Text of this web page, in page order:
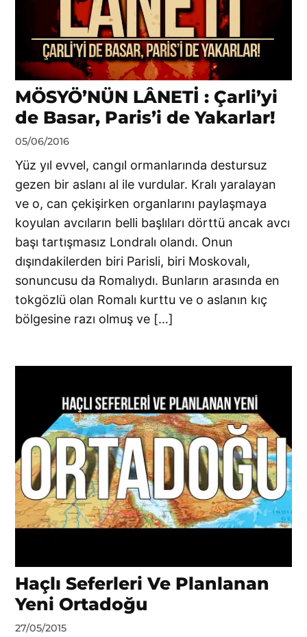
MÖSYÖ’NÜN LÂNETİ : Çarli’yi
de Basar, Paris’i de Yakarlar!
by
Ahmet
Yozgat
05/06/2016
Yüz yıl evvel, cangıl ormanlarında destursuz
gezen bir aslanı al ile vurdular. Kralı yaralayan
ve o, can çekişirken organlarını paylaşmaya
koyulan avcıların belli başlıları dörttü ancak avcı
başı tartışmasız Londralı olandı. Onun
dışındakilerden biri Parisli, biri Moskovalı,
sonuncusu da Romalıydı. Bunların arasında en
tokgözlü olan Romalı kurttu ve o aslanın kıç
bölgesine razı olmuş ve […]
Haçlı Seferleri Ve Planlanan
Yeni Ortadoğu
by
27/05/2015